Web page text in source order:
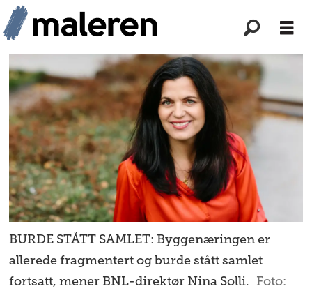
BURDE STÅTT SAMLET: Byggenæringen er
allerede fragmentert og burde stått samlet
fortsatt, mener BNL-direktør Nina Solli. Foto: